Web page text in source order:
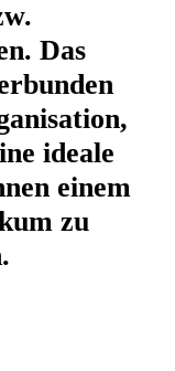
Das
ideale
einem
zu